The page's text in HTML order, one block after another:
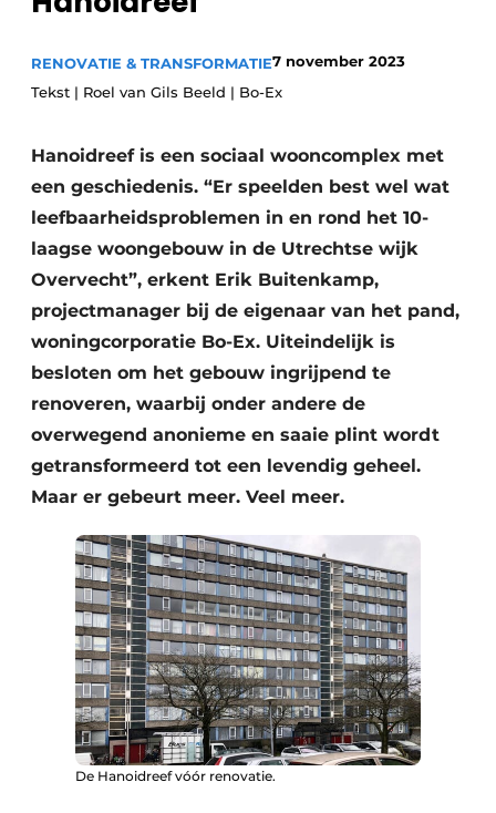
Privacy / Cookie statement
story metadata
Vacatures
Video’s
Modulair bouwen
RENOVATIE & TRANSFORMATIE7 november 2023
Tekst | Roel van Gils Beeld | Bo-Ex
Hanoidreef is een sociaal wooncomplex met
een geschiedenis. “Er speelden best wel wat
leefbaarheidsproblemen in en rond het 10-
laagse woongebouw in de Utrechtse wijk
Overvecht”, erkent Erik Buitenkamp,
projectmanager bij de eigenaar van het pand,
woningcorporatie Bo-Ex. Uiteindelijk is
besloten om het gebouw ingrijpend te
renoveren, waarbij onder andere de
overwegend anonieme en saaie plint wordt
getransformeerd tot een levendig geheel.
Maar er gebeurt meer. Veel meer.
De Hanoidreef vóór renovatie.